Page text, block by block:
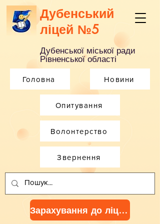
Дубенський
ліцей №5
Дубенської міської ради
Рівненської області
Головна Новини
Опитування
Зарахування до ліцею
Волонтерство
Звернення